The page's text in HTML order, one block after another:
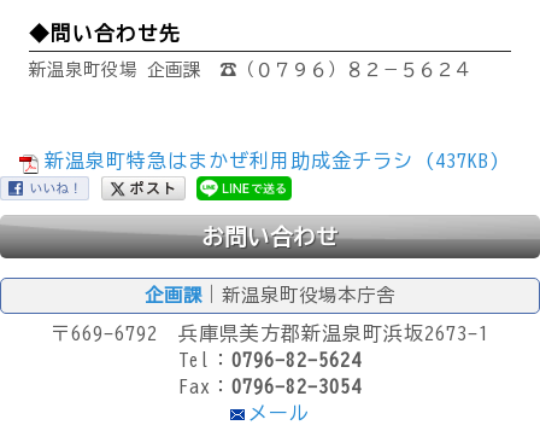
◆問い合わせ先
新温泉町役場 企画課 ☎（０７９６）８２－５６２４
新温泉町特急はまかぜ利用助成金チラシ (437KB)
お問い合わせ
企画課 ｜新温泉町役場本庁舎
〒669-6792 兵庫県美方郡新温泉町浜坂2673-1
Tel： 0796-82-5624
Fax： 0796-82-3054
メール